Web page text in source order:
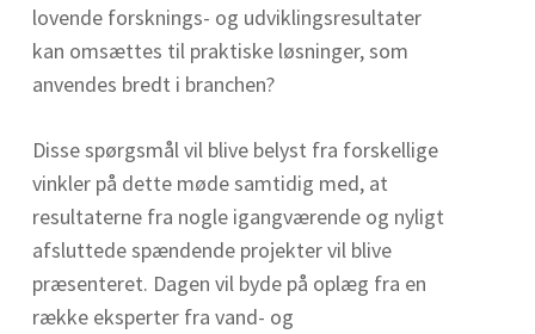
lovende forsknings- og udviklingsresultater
kan omsættes til praktiske løsninger, som
anvendes bredt i branchen?
Disse spørgsmål vil blive belyst fra forskellige
vinkler på dette møde samtidig med, at
resultaterne fra nogle igangværende og nyligt
afsluttede spændende projekter vil blive
præsenteret. Dagen vil byde på oplæg fra en
række eksperter fra vand- og